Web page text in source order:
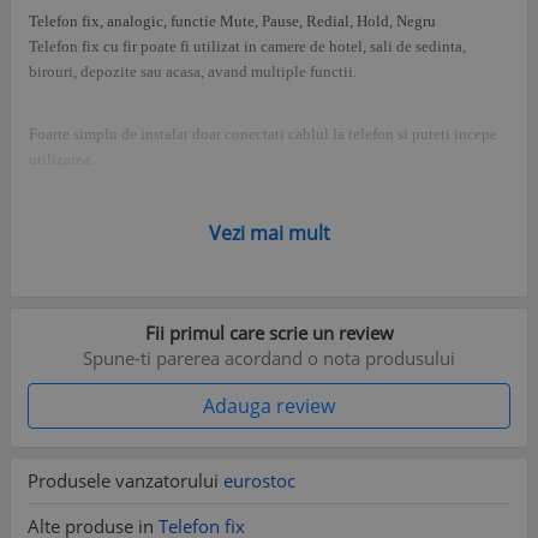
Telefon fix, analogic, functie Mute, Pause, Redial, Hold, Negru
Telefon fix cu fir poate fi utilizat in camere de hotel, sali de sedinta,
birouri, depozite sau acasa, avand multiple functii.
Foarte simplu de instalat doar conectati cablul la telefon si puteti incepe
Datorita formei subtiri si compacte telefonul fix ocupa foarte putin spatiu
- telefon fix cu fir;
- 16 butoane;
Vezi mai mult
Fii primul care scrie un review
Spune-ti parerea acordand o nota produsului
Adauga review
Produsele vanzatorului eurostoc
Alte produse in Telefon fix